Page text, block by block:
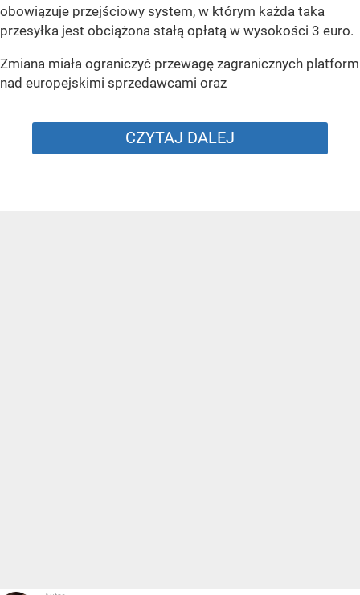
obowiązuje przejściowy system, w którym każda taka
przesyłka jest obciążona stałą opłatą w wysokości 3 euro.
Zmiana miała ograniczyć przewagę zagranicznych platform
nad europejskimi sprzedawcami oraz
CZYTAJ DALEJ